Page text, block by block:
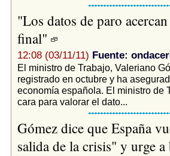
"Los datos de paro
final"
12:08 (03/11/11) Fuente:
El ministro de Trabajo, Valeriano
registrado en octubre y ha
economía española. El ministro de
cara para valorar el dato...
Gómez dice que España
salida de la crisis" y urge a